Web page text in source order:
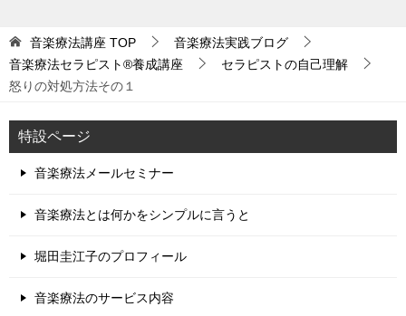
音楽療法講座 TOP
音楽療法実践ブログ
音楽療法セラピスト®養成講座
セラピストの自己理解
怒りの対処方法その１
特設ページ
音楽療法メールセミナー
音楽療法とは何かをシンプルに言うと
堀田圭江子のプロフィール
音楽療法のサービス内容